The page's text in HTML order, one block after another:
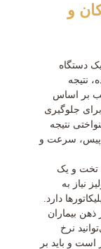
و
یک دستگاه
نتیجه
بر اساس
جلوگیری
نتیجه
سرعت و
تخت و یک
نیاز به
دارد.
ذهن بیماران
نرخ
است و باید بر